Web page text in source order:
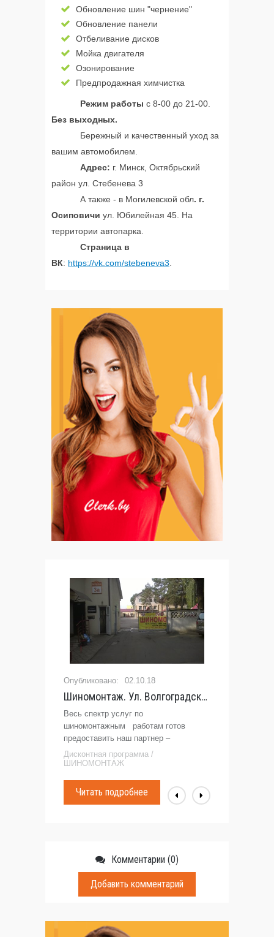
Обновление шин "чернение"
Обновление панели
Отбеливание дисков
Мойка двигателя
Озонирование
Предпродажная химчистка
Режим работы с 8-00 до 21-00.
Без выходных.
Бережный и качественный уход за
вашим автомобилем.
Адрес: г. Минск, Октябрьский
район ул. Стебенева 3
А также - в Могилевской обл. г.
Осиповичи ул. Юбилейная 45. На
территории автопарка.
Страница в
ВК: https://vk.com/stebeneva3
02.10.18
Шиномонтаж. Ул. Волгоградская, 3
Весь спектр услуг по
шиномонтажным работам готов
предоставить наш партнер –
Шиномонтаж, расположенный по
адресу: г.Минск, ул. Волгоградская,3
всем держателям клубных карт,
обязательным также
Дисконтная программа /
ШИНОМОНТАЖ
Читать подробнее
Комментарии (0)
Добавить комментарий